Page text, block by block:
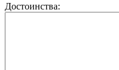
Достоинства: